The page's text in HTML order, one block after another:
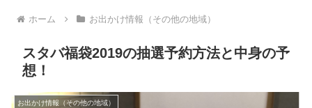
ホーム お出かけ情報（その他の地域）
スタバ福袋2019の抽選予約方法と中身の予
想！
お出かけ情報（その他の地域）